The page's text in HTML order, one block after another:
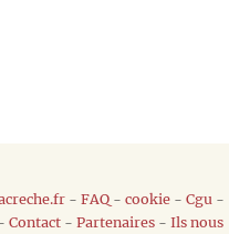
- FAQ- cookie- Cgu-
Contact- Partenaires- Ils nous